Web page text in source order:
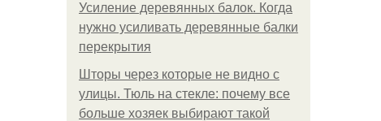
Усиление деревянных балок. Когда
нужно усиливать деревянные балки
перекрытия
Шторы через которые не видно с
улицы. Тюль на стекле: почему все
больше хозяек выбирают такой